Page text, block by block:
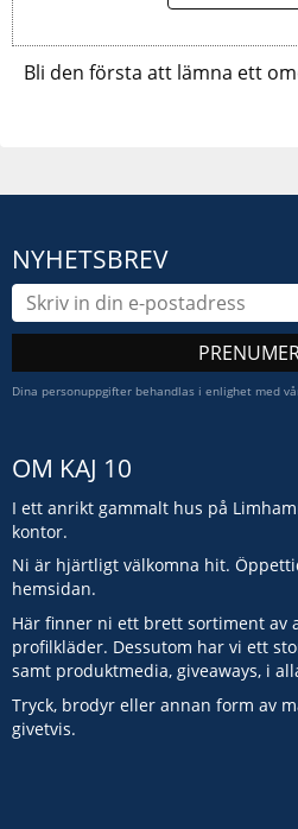
Bli den första att lämna ett
NYHETSBREV
Dina personuppgifter behandlas i enlighet med
OM KAJ 10
I ett anrikt gammalt hus på
kontor.
Ni är hjärtligt välkomna hit.
hemsidan.
Här finner ni ett brett sortiment av
profilkläder. Dessutom har vi ett
samt produktmedia, giveaways, i
Tryck, brodyr eller annan form av
givetvis.